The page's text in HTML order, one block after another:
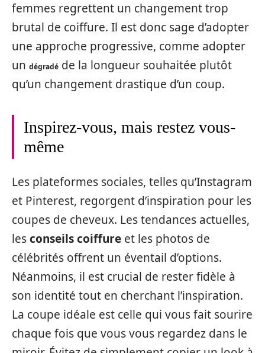
femmes regrettent un changement trop
brutal de coiffure. Il est donc sage d’adopter
une approche progressive, comme adopter
un dégradé de la longueur souhaitée plutôt
qu’un changement drastique d’un coup.
Inspirez-vous, mais restez vous-
même
Les plateformes sociales, telles qu’Instagram
et Pinterest, regorgent d’inspiration pour les
coupes de cheveux. Les tendances actuelles,
lesconseils coiffure et les photos de
célébrités offrent un éventail d’options.
Néanmoins, il est crucial de rester fidèle à
son identité tout en cherchant l’inspiration.
La coupe idéale est celle qui vous fait sourire
chaque fois que vous vous regardez dans le